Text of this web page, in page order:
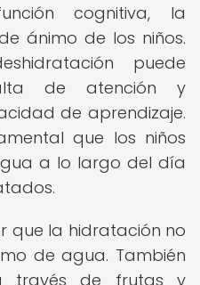
cognitiva, la
ánimo de los niños.
puede
de atención y
de aprendizaje.
que los niños
a lo largo del día
que la hidratación no
de agua. También
través de frutas y